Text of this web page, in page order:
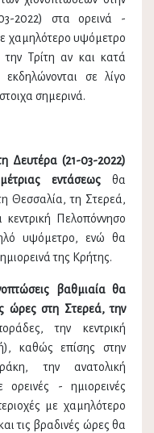
2022) στα ορεινά -
χαμηλότερο υψόμετρο
την Τρίτη αν και κατά
σε λίγο
σημερινά.
Δευτέρα (21-03-2022)
εντάσεως θα
Θεσσαλία, τη Στερεά,
κεντρική Πελοπόννησο
υψόμετρο, ενώ θα
της Κρήτης.
βαθμιαία θα
ώρες στη Στερεά, την
την κεντρική
καθώς επίσης στην
την ανατολική
- ημιορεινές
με χαμηλότερο
τις βραδινές ώρες θα